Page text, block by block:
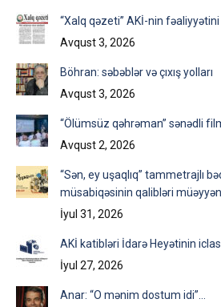
“Xalq qəzeti” AKİ-nin fəaliyyətini
Avqust 3, 2026
Böhran: səbəblər və çıxış yolları
Avqust 3, 2026
“Ölümsüz qəhrəman” sənədli
Avqust 2, 2026
“Sən, ey uşaqlıq” tammetrajlı
müsabiqəsinin qalibləri
İyul 31, 2026
AKİ katibləri İdarə Heyətinin
İyul 27, 2026
Anar: “O mənim dostum idi”…